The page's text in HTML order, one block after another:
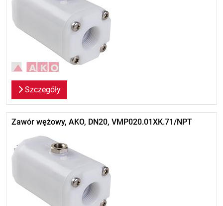
Szczegóły
Zawór wężowy, AKO, DN20, VMP020.01XK.71/NPT